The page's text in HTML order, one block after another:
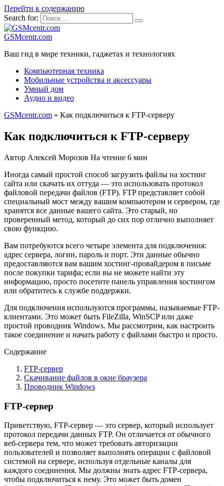
Перейти к содержанию
Search for:
GSMcentr.com
Ваш гид в мире техники, гаджетах и технологиях
Компьютерная техника
Мобильные устройства и аксессуары
Умный дом
Аудио и видео
GSMcentr.com » Как подключиться к FTP-серверу
Как подключиться к FTP-серверу
Автор Алексей Морозов На чтение 6 мин
Иногда самый простой способ загрузить файлы на хостинг
сайта или скачать их оттуда — это использовать протокол
файловой передачи файлов (FTP). FTP представляет собой
специальный мост между вашим компьютером и сервером, где
хранятся все данные вашего сайта. Это старый, но
проверенный метод, который до сих пор отлично выполняет
свою функцию.
Вам потребуются всего четыре элемента для подключения:
адрес сервера, логин, пароль и порт. Эти данные обычно
предоставляются вам вашим хостинг-провайдером в письме
после покупки тарифа; если вы не можете найти эту
информацию, просто посетите панель управления хостингом
или обратитесь к службе поддержки.
Для подключения используются программы, называемые FTP-
клиентами. Это может быть FileZilla, WinSCP или даже
простой проводник Windows. Мы рассмотрим, как настроить
такое соединение и начать работу с файлами быстро и просто.
Содержание
FTP-сервер
Скачивание файлов в окне браузера
Проводник Windows
FTP-сервер
Приветствую, FTP-сервер — это сервер, который использует
протокол передачи данных FTP. Он отличается от обычного
веб-сервера тем, что может требовать авторизации
пользователей и позволяет выполнять операции с файловой
системой на сервере, используя отдельные каналы для
каждого соединения. Мы должны знать адрес FTP-сервера,
чтобы подключиться к нему. Это может быть домен